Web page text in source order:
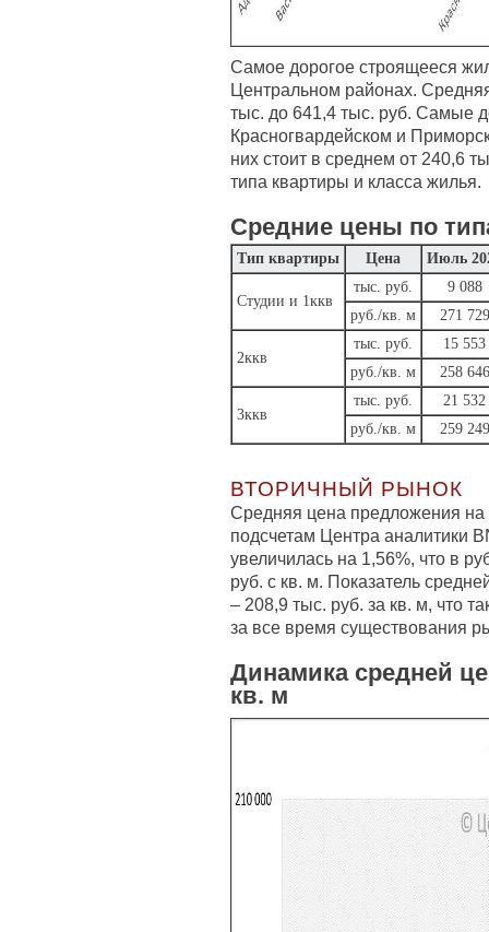
Самое дорогое строящееся
Центральном районах.
тыс. до 641,4 тыс. руб. Самые
Красногвардейском и
них стоит в среднем от 240,6
типа квартиры и класса жилья.
Средние цены по
Тип квартиры Цена Июль
Студии и 1ккв
тыс. руб.
9 088
руб./кв. м
271 729
2ккв
тыс. руб.
15 553
руб./кв. м
258 646
3ккв
тыс. руб.
21 532
руб./кв. м
259 249
ВТОРИЧНЫЙ РЫНОК
Средняя цена предложения на
подсчетам Центра аналитики
увеличилась на 1,56%, что в
руб. с кв. м. Показатель
– 208,9 тыс. руб. за кв. м, что
за все время существования
Динамика средней
кв. м